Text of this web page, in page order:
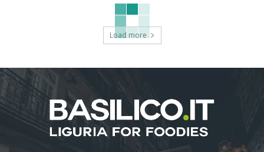
Load more